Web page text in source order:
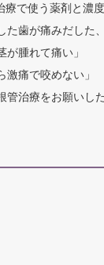
療で使う薬剤と濃
た歯が痛みだした
腫れて痛い」
痛で咬めない」
治療をお願いした